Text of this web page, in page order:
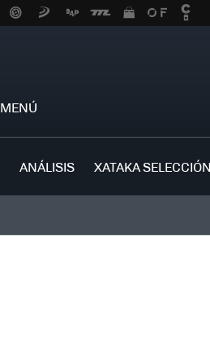
MENÚ
ANÁLISIS XATAKA SELECCIÓN